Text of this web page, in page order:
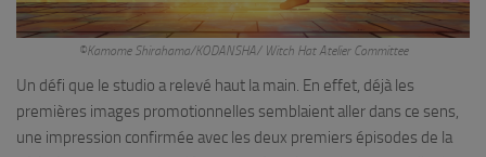
©Kamome Shirahama/KODANSHA/ Witch Hat Atelier Committee
Un défi que le studio a relevé haut la main. En effet, déjà les
premières images promotionnelles semblaient aller dans ce sens,
une impression confirmée avec les deux premiers épisodes de la